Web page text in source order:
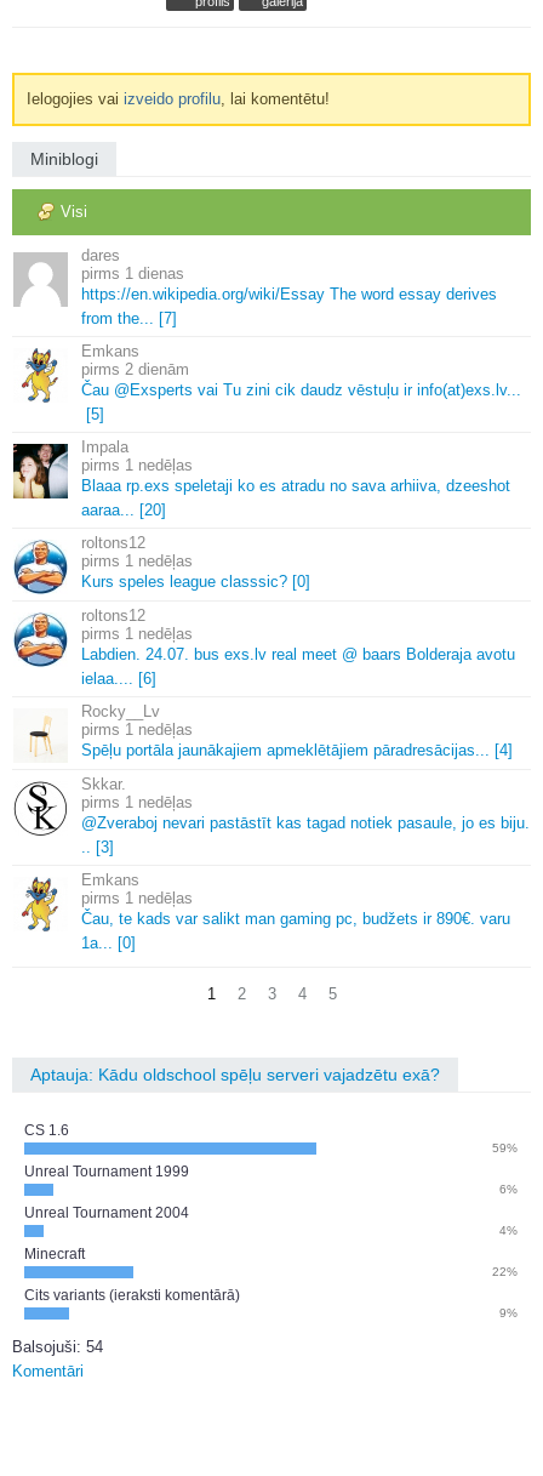
Ielogojies vaiizveido profilu, lai komentētu!
Miniblogi
Visi
dares
1 dienas
https://en.wikipedia.org/wiki/Essay The word essay derives
from the... [7]
Emkans
2 dienām
Čau @Exsperts vai Tu zini cik daudz vēstuļu ir info(at)exs. lv...
[5]
Impala
1 nedēļas
Blaaa rp.exs speletaji ko es atradu no sava arhiiva, dzeeshot
aaraa... [20]
roltons12
1 nedēļas
Kurs speles league classsic? [0]
roltons12
1 nedēļas
Labdien. 24.07. bus exs. lv real meet @ baars Bolderaja avotu
ielaa.... [6]
Rocky__Lv
1 nedēļas
Spēļu portāla jaunākajiem apmeklētājiem pāradresācijas... [4]
Skkar.
1 nedēļas
@Zveraboj nevari pastāstīt kas tagad notiek pasaule, jo es biju.
.. [3]
Emkans
1 nedēļas
Čau, te kads var salikt man gaming pc, budžets ir 890€. varu
1a... [0]
1 2 3 4 5
Aptauja: Kādu oldschool spēļu serveri vajadzētu exā?
CS 1.6
59%
Unreal Tournament 1999
6%
Unreal Tournament 2004
4%
Minecraft
22%
Cits variants (ieraksti komentārā)
9%
Balsojuši: 54
Komentāri